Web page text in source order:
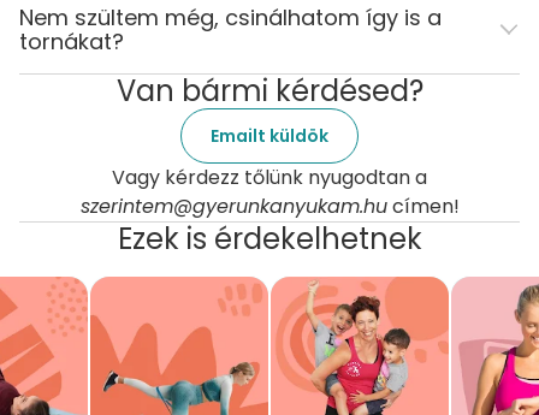
Nem szültem még, csinálhatom így is a
tornákat?
Van bármi kérdésed?
Emailt küldök
Vagy kérdezz tőlünk nyugodtan a
szerintem@gyerunkanyukam.hucímen!
Ezek is érdekelhetnek